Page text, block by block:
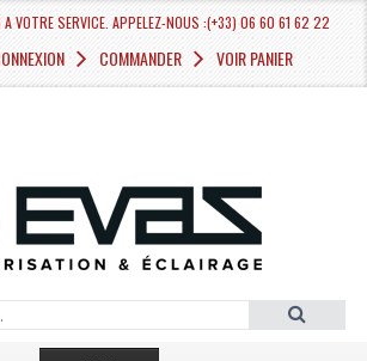
VOTRE SERVICE. APPELEZ-NOUS :(+33) 06 60 61 62 22
COMMANDER VOIR PANIER